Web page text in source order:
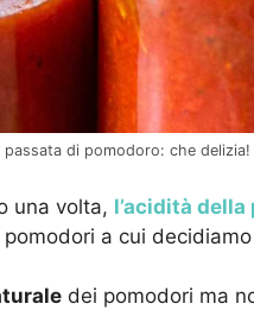
di pomodoro: che
una volta, l’acidità
a cui
dei pomodori ma